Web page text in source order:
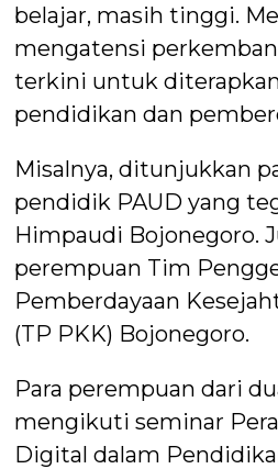
belajar, masih tinggi.
mengatensi
terkini untuk
pendidikan dan
Misalnya, ditunjukkan
pendidik PAUD yang
Himpaudi Bojonegoro.
perempuan Tim
Pemberdayaan
(TP PKK) Bojonegoro.
Para perempuan dari
mengikuti seminar
Digital dalam